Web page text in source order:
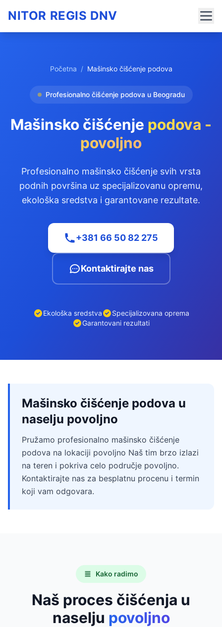
NITOR REGIS DNV
Početna / Mašinsko čišćenje podova
Profesionalno čišćenje podova u Beogradu
Mašinsko čišćenje podova -
povoljno
Profesionalno mašinsko čišćenje svih vrsta
podnih površina uz specijalizovanu opremu,
ekološka sredstva i garantovane rezultate.
+381 66 50 82 275
Kontaktirajte nas
Ekološka sredstva
Specijalizovana oprema
Garantovani rezultati
Mašinsko čišćenje podova u
naselju povoljno
Pružamo profesionalno mašinsko čišćenje
podova na lokaciji povoljno Naš tim brzo izlazi
na teren i pokriva celo područje povoljno.
Kontaktirajte nas za besplatnu procenu i termin
koji vam odgovara.
Kako radimo
Naš proces čišćenja u
naselju povoljno